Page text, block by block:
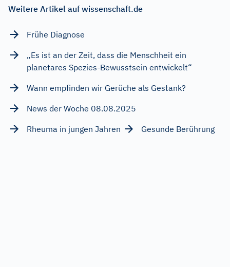
Weitere Artikel auf wissenschaft.de
Frühe Diagnose
„Es ist an der Zeit, dass die Menschheit ein
planetares Spezies-Bewusstsein entwickelt“
Wann empfinden wir Gerüche als Gestank?
News der Woche 08.08.2025
Rheuma in jungen Jahren
Gesunde Berührung